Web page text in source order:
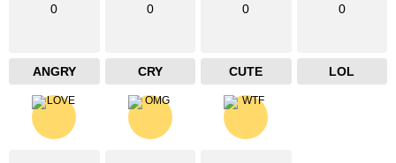
0
ANGRY
0
CRY
0
CUTE
0
LOL